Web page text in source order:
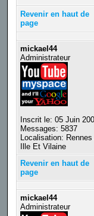
Revenir en haut de
page
mickael44
Administrateur
Inscrit le: 05 Juin
Messages: 5837
Localisation: Rennes
Ille Et Vilaine
Revenir en haut de
page
mickael44
Administrateur